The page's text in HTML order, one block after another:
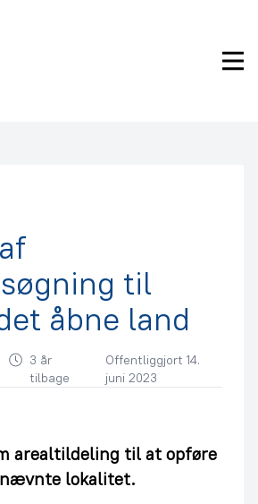
til
åbne land
3 år
tilbage
Offentliggjort 14.
juni 2023
arealtildeling til at opføre
lokalitet.